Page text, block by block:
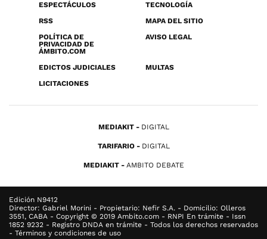
ESPECTÁCULOS
TECNOLOGÍA
RSS
MAPA DEL SITIO
POLÍTICA DE
PRIVACIDAD DE
ÁMBITO.COM
AVISO LEGAL
EDICTOS JUDICIALES
MULTAS
LICITACIONES
MEDIAKIT DIGITAL
TARIFARIO DIGITAL
MEDIAKIT AMBITO DEBATE
Edición N9412
Director: Gabriel Morini - Propietario: Nefir S.A. - Domicilio: Olleros
3551, CABA - Copyright © 2019 Ambito.com - RNPI En trámite - Issn
1852 9232 - Registro DNDA en trámite - Todos los derechos reservados
- Términos y condiciones de uso